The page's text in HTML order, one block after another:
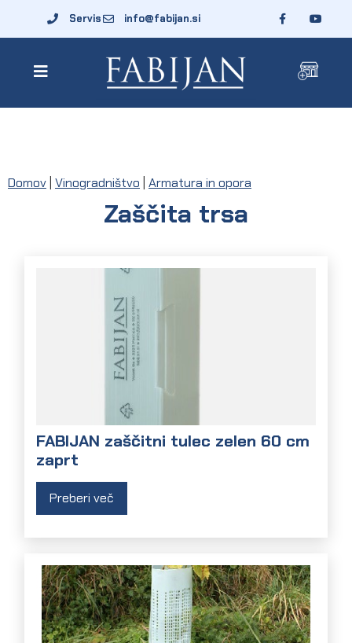
Servis info@fabijan.si
Domov Vinogradništvo Armatura in opora
Zaščita trsa
FABIJAN zaščitni tulec zelen 60 cm
zaprt
Preberi več